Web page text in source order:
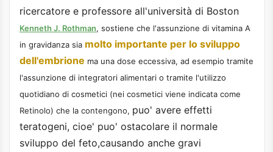
ricercatore e professore all'università di Boston
Kenneth J. Rothman, sostiene che l'assunzione di vitamina A
in gravidanza sia molto importante per lo sviluppo
dell'embrione ma una dose eccessiva, ad esempio tramite
l'assunzione di integratori alimentari o tramite l'utilizzo
quotidiano di cosmetici (nei cosmetici viene indicata come
Retinolo) che la contengono, puo' avere effetti
teratogeni, cioe' puo' ostacolare il normale
sviluppo del feto,causando anche gravi